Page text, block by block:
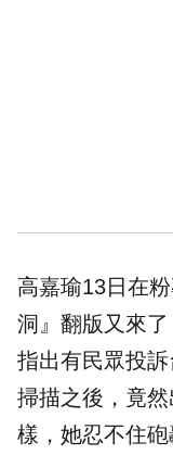
高嘉瑜13日在
洞』翻版又來
指出有民眾投
掃描之後，竟
樣，她忍不住